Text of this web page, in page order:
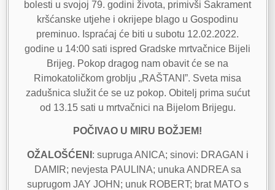
bolesti u svojoj 79. godini života, primivši Sakrament
kršćanske utjehe i okrijepe blago u Gospodinu
preminuo. Ispraćaj će biti u subotu 12.02.2022.
godine u 14:00 sati ispred Gradske mrtvačnice Bijeli
Brijeg. Pokop dragog nam obavit će se na
Rimokatoličkom groblju „RAŠTANI”. Sveta misa
zadušnica služit će se uz pokop. Obitelj prima sućut
od 13.15 sati u mrtvačnici na Bijelom Brijegu.
POČIVAO U MIRU BOŽJEM!
OŽALOŠĆENI : supruga ANICA; sinovi: DRAGAN i
DAMIR; nevjesta PAULINA; unuka ANDREA sa
suprugom JAY JOHN; unuk ROBERT; brat MATO s